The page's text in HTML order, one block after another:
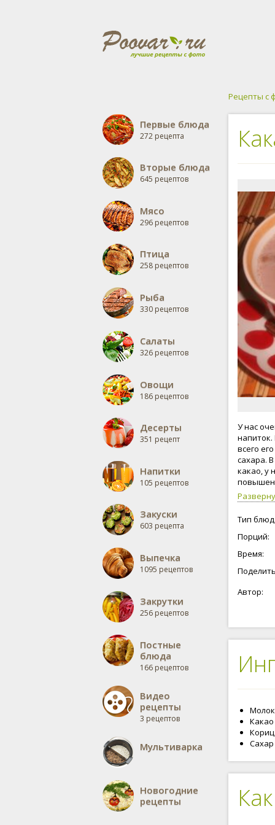
Первые блюда
272 рецепта
Вторые блюда
645 рецептов
Мясо
296 рецептов
Птица
258 рецептов
Рыба
330 рецептов
Салаты
326 рецептов
Овощи
186 рецептов
Десерты
351 рецепт
Напитки
105 рецептов
Закуски
603 рецепта
Выпечка
1095 рецептов
Закрутки
256 рецептов
Постные
блюда
166 рецептов
Видео
рецепты
3 рецептов
Мультиварка
Новогодние
рецепты
Рецепты с
У нас
напиток.
всего
сахара.
какао, у
Тип
Порций:
Время:
Автор:
Сахар